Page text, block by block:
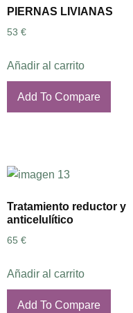
PIERNAS LIVIANAS
53 €
Añadir al carrito
Add To Compare
Tratamiento reductor y
anticelulítico
65 €
Añadir al carrito
Add To Compare